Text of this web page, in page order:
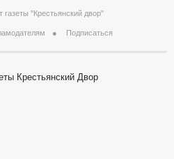
"Крестьянский двор"
Подписаться